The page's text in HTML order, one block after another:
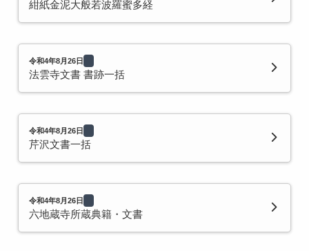
紺紙金泥大般若波羅蜜多経
令和4年8月26日
法雲寺文書 書跡一括
令和4年8月26日
芹沢文書一括
令和4年8月26日
六地蔵寺所蔵典籍・文書